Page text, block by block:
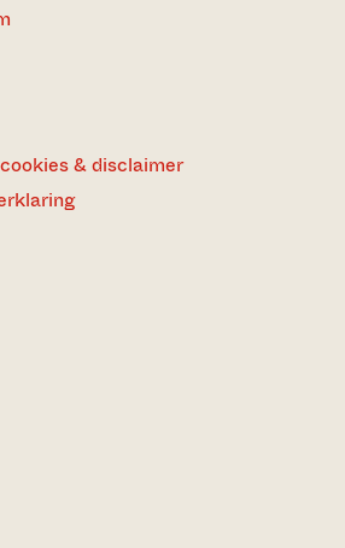
& disclaimer